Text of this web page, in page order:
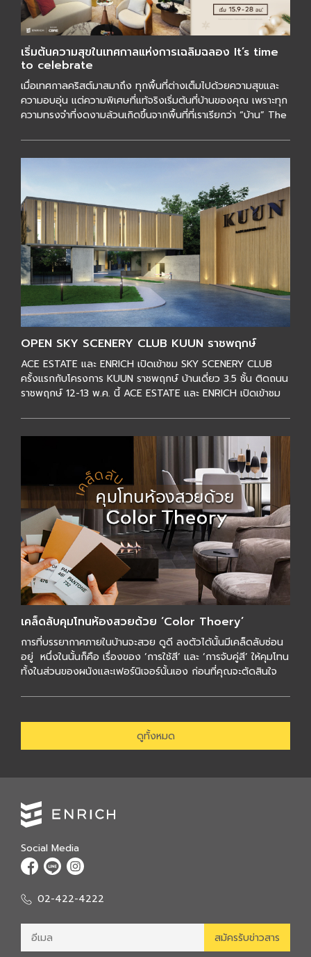
เริ่มต้นความสุขในเทศกาลแห่งการเฉลิมฉลอง It’s time
to celebrate
เมื่อเทศกาลคริสต์มาสมาถึง ทุกพื้นที่ต่างเต็มไปด้วยความสุขและ
ความอบอุ่น แต่ความพิเศษที่แท้จริงเริ่มต้นที่บ้านของคุณ เพราะทุก
ความทรงจำที่งดงามล้วนเกิดขึ้นจากพื้นที่ที่เราเรียกว่า “บ้าน” The
OPEN SKY SCENERY CLUB KUUN ราชพฤกษ์
ACE ESTATE และ ENRICH เปิดเข้าชม SKY SCENERY CLUB
ครั้งแรกกับโครงการ KUUN ราชพฤกษ์ บ้านเดี่ยว 3.5 ชั้น ติดถนน
ราชพฤกษ์ 12-13 พ.ค. นี้ ACE ESTATE และ ENRICH เปิดเข้าชม
เคล็ดลับคุมโทนห้องสวยด้วย ‘Color Thoery’
การที่บรรยากาศภายในบ้านจะสวย ดูดี ลงตัวได้นั้นมีเคล็ดลับซ่อน
อยู่ หนึ่งในนั้นก็คือ เรื่องของ ‘การใช้สี’ และ ‘การจับคู่สี’ ให้คุมโทน
ทั้งในส่วนของผนังและเฟอร์นิเจอร์นั้นเอง ก่อนที่คุณจะตัดสินใจ
ดูทั้งหมด
Social Media
02-422-4222